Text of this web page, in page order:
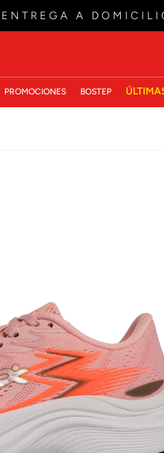
ENTREGA A
PROMOCIONES BOSTEP